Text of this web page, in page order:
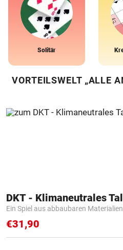
Solitär
VORTEILSWELT „ALLE
Ein Spiel aus abbaubaren Materialien
€31,90